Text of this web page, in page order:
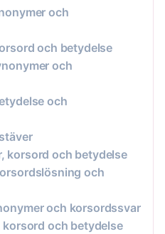
och
och betydelse
och
och
korsord och betydelse
och
och korsordssvar
och betydelse